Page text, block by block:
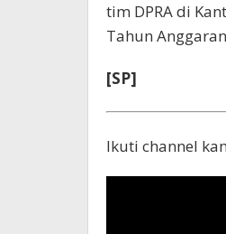
tim DPRA di
Tahun
[SP]
Ikuti channel